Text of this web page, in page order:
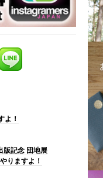
！
記念 団地展
りますよ！